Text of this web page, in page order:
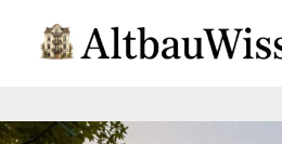
Inhalt